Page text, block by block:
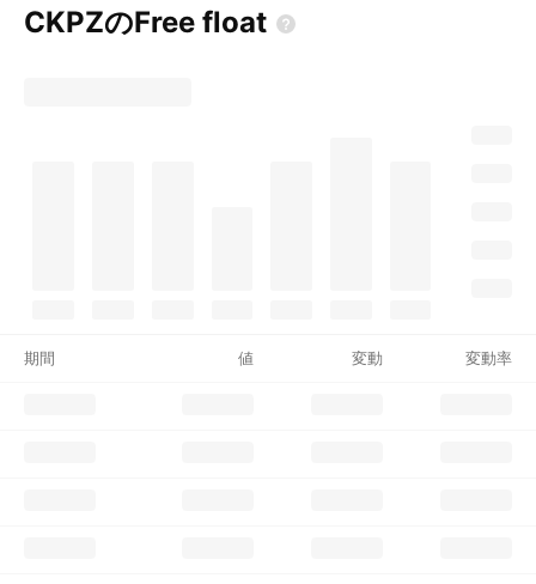
CKPZのFree float
期間 値 変動 変動率